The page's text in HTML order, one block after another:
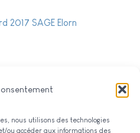
nous utilisons des technologies
ou accéder aux informations des
2017 SAGE Elorn